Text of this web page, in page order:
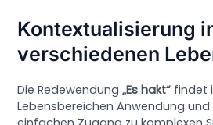
Kontextualisierung
verschiedenen
Die Redewendung„Es hakt“ findet
Lebensbereichen Anwendung